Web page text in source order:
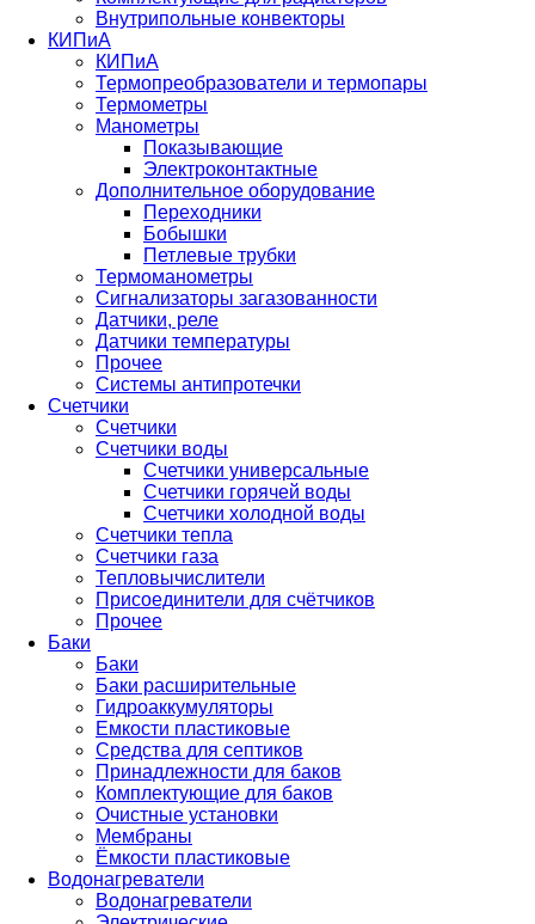
Внутрипольные конвекторы
КИПиА
КИПиА
Термопреобразователи и термопары
Термометры
Манометры
Показывающие
Электроконтактные
Дополнительное оборудование
Переходники
Бобышки
Петлевые трубки
Термоманометры
Сигнализаторы загазованности
Датчики, реле
Датчики температуры
Прочее
Системы антипротечки
Счетчики
Счетчики
Счетчики воды
Счетчики универсальные
Счетчики горячей воды
Счетчики холодной воды
Счетчики тепла
Счетчики газа
Тепловычислители
Присоединители для счётчиков
Прочее
Баки
Баки
Баки расширительные
Гидроаккумуляторы
Емкости пластиковые
Средства для септиков
Принадлежности для баков
Комплектующие для баков
Очистные установки
Мембраны
Ёмкости пластиковые
Водонагреватели
Водонагреватели